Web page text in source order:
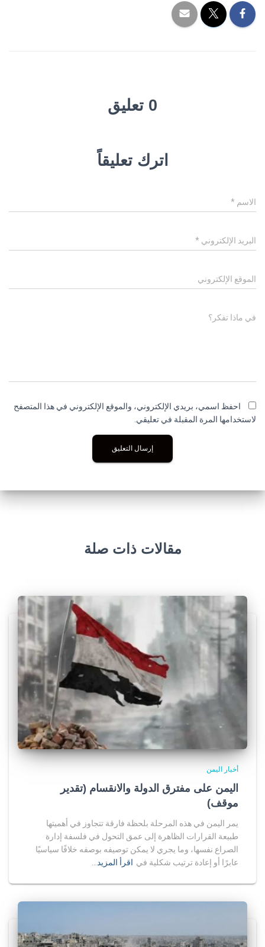
0 تعليق
اترك تعليقاً
الاسم *
البريد الإلكتروني *
الموقع الإلكتروني
في ماذا تفكر؟
احفظ اسمي، بريدي الإلكتروني، والموقع الإلكتروني في هذا المتصفح
لاستخدامها المرة المقبلة في تعليقي.
مقالات ذات صلة
أخبار اليمن
اليمن على مفترق الدولة والانقسام (تقدير
موقف)
يمر اليمن في هذه المرحلة بلحظة فارقة تتجاوز في أهميتها
طبيعة القرارات الظاهرة إلى عمق التحول في فلسفة إدارة
الصراع نفسها، وما يجري لا يمكن توصيفه بوصفه خلافًا سياسيًا
عابرًا أو إعادة ترتيب شكلية في اقرأ المزيد…